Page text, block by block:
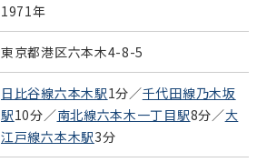
1971年
東京都港区六本木4-8-5
日比谷線六本木駅1分／千代田線乃木坂
駅10分／南北線六本木一丁目駅8分／大
江戸線六本木駅3分